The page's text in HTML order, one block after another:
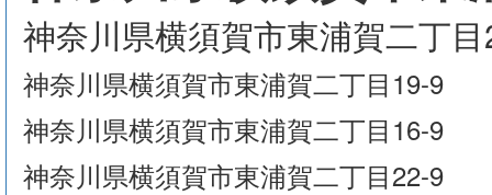
神奈川県横須賀市東浦賀二丁
神奈川県横須賀市東浦賀二丁目19-9
神奈川県横須賀市東浦賀二丁目16-9
神奈川県横須賀市東浦賀二丁目22-9